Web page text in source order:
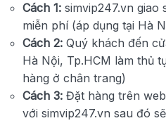
Cách 1: simvip247.vn giao
miễn phí (áp dụng tại Hà
Cách 2: Quý khách đến
Hà Nội, Tp.HCM làm thủ
hàng ở chân trang)
Cách 3: Đặt hàng trên
với simvip247.vn sau đó